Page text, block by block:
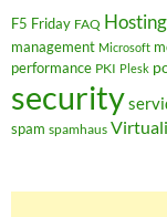
F5 Friday FAQ Hosting
management Microsoft
performance PKI Plesk
security
spam spamhaus